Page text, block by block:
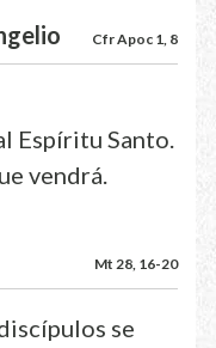
Cfr Apoc 1, 8
Espíritu Santo.
vendrá.
Mt 28, 16-20
se